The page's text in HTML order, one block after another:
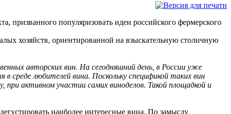
призванного популяризовать идеи российского фермерского
хозяйств, ориентированной на взыскательную столичную
авторских вин. На сегодняшний день, в России уже
среде любителей вина. Поскольку спецификой таких вин
при активном участии самих виноделов. Такой площадкой и
наиболее интересные вина. По замыслу